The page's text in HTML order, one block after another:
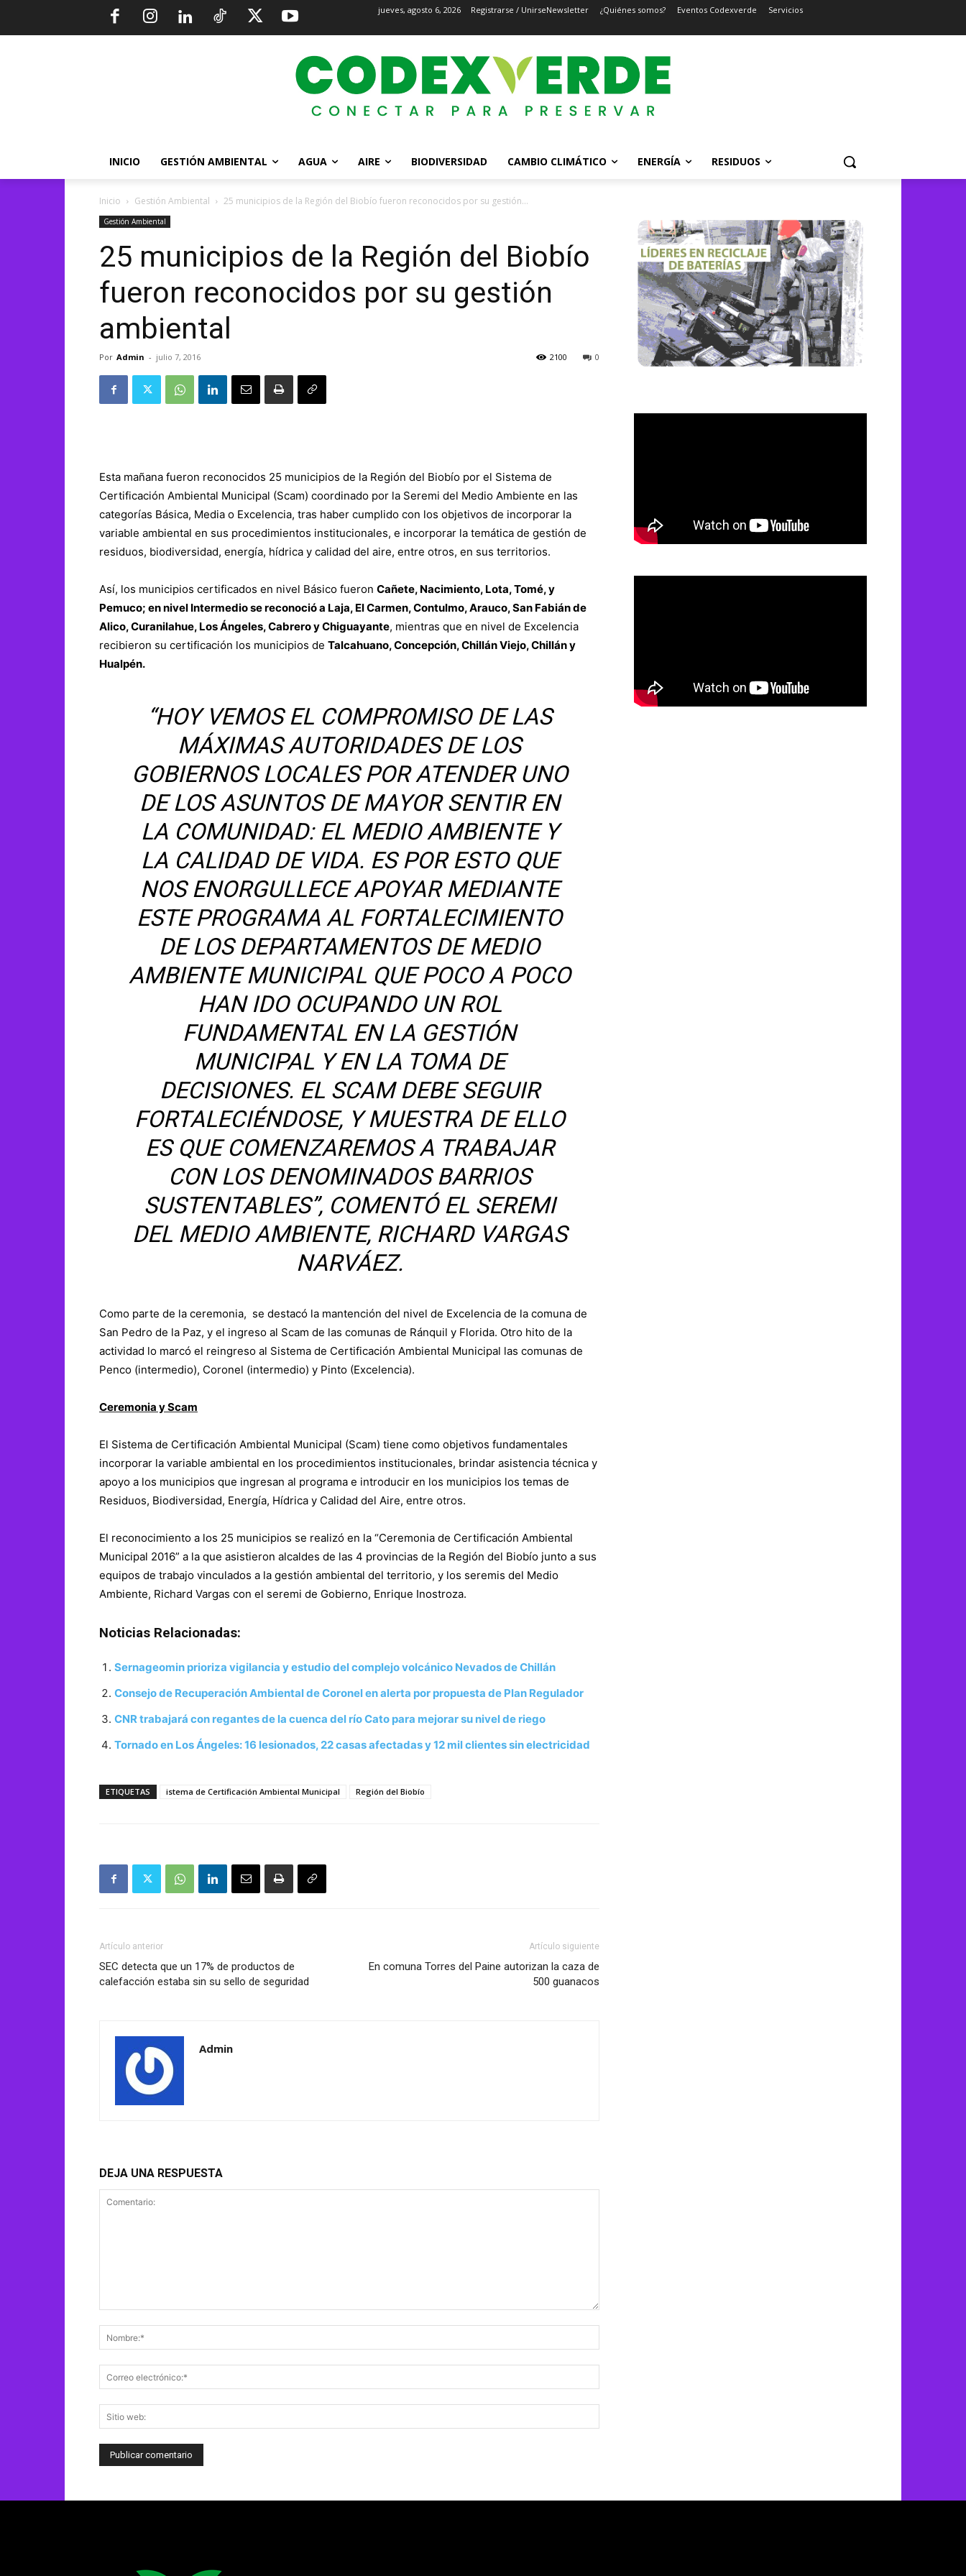
jueves, agosto 6, 2026 Registrarse / UnirseNewsletter ¿Quiénes somos? Eventos Codexverde Servicios
INICIO GESTIÓN AMBIENTAL AGUA AIRE BIODIVERSIDAD CAMBIO CLIMÁTICO ENERGÍA RESIDUOS
Inicio Gestión Ambiental 25 municipios de la Región del Biobío fueron reconocidos por su gestión...
Gestión Ambiental
25 municipios de la Región del Biobío
fueron reconocidos por su gestión
ambiental
Por Admin - julio 7, 2016 0
2100
Esta mañana fueron reconocidos 25 municipios de la Región del Biobío por el Sistema de
Certificación Ambiental Municipal (Scam) coordinado por la Seremi del Medio Ambiente en las
categorías Básica, Media o Excelencia, tras haber cumplido con los objetivos de incorporar la
variable ambiental en sus procedimientos institucionales, e incorporar la temática de gestión de
residuos, biodiversidad, energía, hídrica y calidad del aire, entre otros, en sus territorios.
Así, los municipios certificados en nivel Básico fueron Cañete, Nacimiento, Lota, Tomé, y
Pemuco; en nivel Intermedio se reconoció a Laja, El Carmen, Contulmo, Arauco, San Fabián de
Alico, Curanilahue, Los Ángeles, Cabrero y Chiguayante, mientras que en nivel de Excelencia
recibieron su certificación los municipios de Talcahuano, Concepción, Chillán Viejo, Chillán y
Hualpén.
“HOY VEMOS EL COMPROMISO DE LAS
MÁXIMAS AUTORIDADES DE LOS
GOBIERNOS LOCALES POR ATENDER UNO
DE LOS ASUNTOS DE MAYOR SENTIR EN
LA COMUNIDAD: EL MEDIO AMBIENTE Y
LA CALIDAD DE VIDA. ES POR ESTO QUE
NOS ENORGULLECE APOYAR MEDIANTE
ESTE PROGRAMA AL FORTALECIMIENTO
DE LOS DEPARTAMENTOS DE MEDIO
AMBIENTE MUNICIPAL QUE POCO A POCO
HAN IDO OCUPANDO UN ROL
FUNDAMENTAL EN LA GESTIÓN
MUNICIPAL Y EN LA TOMA DE
DECISIONES. EL SCAM DEBE SEGUIR
FORTALECIÉNDOSE, Y MUESTRA DE ELLO
ES QUE COMENZAREMOS A TRABAJAR
CON LOS DENOMINADOS BARRIOS
SUSTENTABLES”, COMENTÓ EL SEREMI
DEL MEDIO AMBIENTE, RICHARD VARGAS
NARVÁEZ.
Como parte de la ceremonia, se destacó la mantención del nivel de Excelencia de la comuna de
San Pedro de la Paz, y el ingreso al Scam de las comunas de Ránquil y Florida. Otro hito de la
actividad lo marcó el reingreso al Sistema de Certificación Ambiental Municipal las comunas de
Penco (intermedio), Coronel (intermedio) y Pinto (Excelencia).
Ceremonia y Scam
El Sistema de Certificación Ambiental Municipal (Scam) tiene como objetivos fundamentales
incorporar la variable ambiental en los procedimientos institucionales, brindar asistencia técnica y
apoyo a los municipios que ingresan al programa e introducir en los municipios los temas de
Residuos, Biodiversidad, Energía, Hídrica y Calidad del Aire, entre otros.
El reconocimiento a los 25 municipios se realizó en la “Ceremonia de Certificación Ambiental
Municipal 2016” a la que asistieron alcaldes de las 4 provincias de la Región del Biobío junto a sus
equipos de trabajo vinculados a la gestión ambiental del territorio, y los seremis del Medio
Ambiente, Richard Vargas con el seremi de Gobierno, Enrique Inostroza.
Noticias Relacionadas:
Sernageomin prioriza vigilancia y estudio del complejo volcánico Nevados de Chillán
Consejo de Recuperación Ambiental de Coronel en alerta por propuesta de Plan Regulador
CNR trabajará con regantes de la cuenca del río Cato para mejorar su nivel de riego
Tornado en Los Ángeles: 16 lesionados, 22 casas afectadas y 12 mil clientes sin electricidad
ETIQUETAS istema de Certificación Ambiental Municipal Región del Biobío
Artículo anterior
SEC detecta que un 17% de productos de
calefacción estaba sin su sello de seguridad
Artículo siguiente
En comuna Torres del Paine autorizan la caza de
500 guanacos
Admin
DEJA UNA RESPUESTA